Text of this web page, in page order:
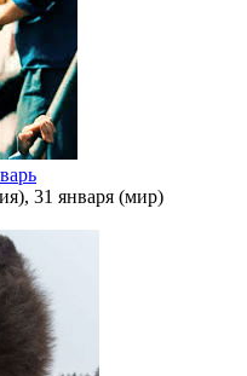
31 января (мир)